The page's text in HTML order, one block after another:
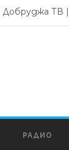
Добруджа ТВ |
РАДИО